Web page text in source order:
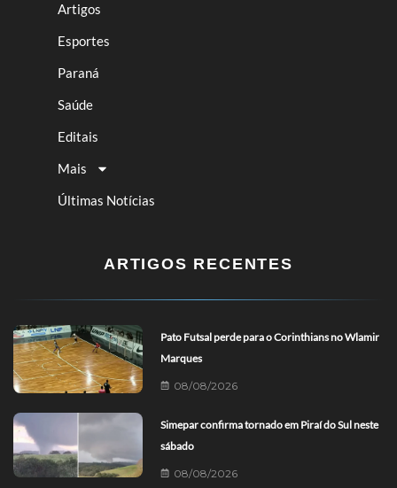
Artigos
Esportes
Paraná
Saúde
Editais
Mais
Últimas Notícias
ARTIGOS RECENTES
Pato Futsal perde para o Corinthians no Wlamir
Marques
08/08/2026
Simepar confirma tornado em Piraí do Sul neste
sábado
08/08/2026